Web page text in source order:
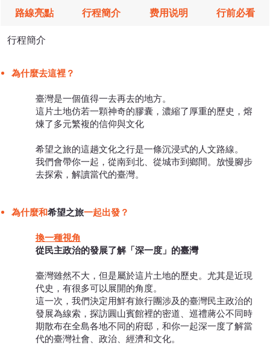
為什麼去這裡？
臺灣是一個值得一去再去的地方。
這片土地仿若一顆神奇的膠囊，濃縮了厚重的歷史，熔
煉了多元繁複的信仰與文化
希望之旅的這趟文化之行是一條沉浸式的人文路線。
我們會帶你一起，從南到北、從城市到鄉間。放慢腳步
去探索，解讀當代的臺灣。
為什麼和希望之旅一起出發？
換一種視角
從民主政治的發展了解「深一度」的臺灣
臺灣雖然不大，但是屬於這片土地的歷史。尤其是近現
代史，有很多可以展開的角度。
這一次，我們決定用鮮有旅行團涉及的臺灣民主政治的
發展為線索，探訪圓山賓館裡的密道、巡禮蔣公不同時
期散布在全島各地不同的府邸，和你一起深一度了解當
代的臺灣社會、政治、經濟和文化。
行程簡介
路線亮點 行程簡介 费用说明 行前必看